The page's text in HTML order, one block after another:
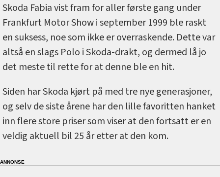
Skoda Fabia vist fram for aller første gang under
Frankfurt Motor Show i september 1999 ble raskt
en suksess, noe som ikke er overraskende. Dette var
altså en slags Polo i Skoda-drakt, og dermed lå jo
det meste til rette for at denne ble en hit.
Siden har Skoda kjørt på med tre nye generasjoner,
og selv de siste årene har den lille favoritten hanket
inn flere store priser som viser at den fortsatt er en
veldig aktuell bil 25 år etter at den kom.